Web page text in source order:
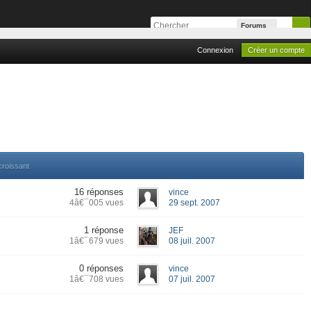
Forums
Connexion Créer un compte
16 réponses
4â€¯005 vues
vince
29 sept. 2007
1 réponse
1â€¯679 vues
JEF
08 juil. 2007
0 réponses
1â€¯708 vues
vince
07 juil. 2007